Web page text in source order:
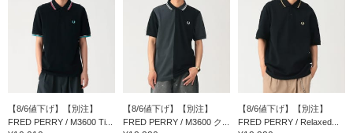
【8/6値下げ】【別注】
FRED PERRY / M3600 Ti...
【8/6値下げ】【別注】
FRED PERRY / M3600 ク...
【8/6値下げ】【別注】
FRED PERRY / Relaxed...